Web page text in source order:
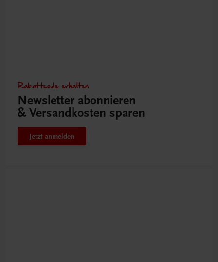
Rabattcode erhalten
Newsletter abonnieren
& Versandkosten sparen
Jetzt anmelden